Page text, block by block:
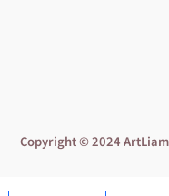
Copyright © 2024